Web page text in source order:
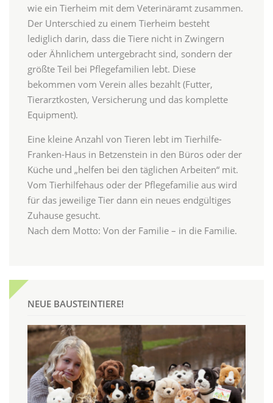
wie ein Tierheim mit dem Veterinäramt zusammen.
Der Unterschied zu einem Tierheim besteht
lediglich darin, dass die Tiere nicht in Zwingern
oder Ähnlichem untergebracht sind, sondern der
größte Teil bei Pflegefamilien lebt. Diese
bekommen vom Verein alles bezahlt (Futter,
Tierarztkosten, Versicherung und das komplette
Equipment).
Eine kleine Anzahl von Tieren lebt im Tierhilfe-
Franken-Haus in Betzenstein in den Büros oder der
Küche und „helfen bei den täglichen Arbeiten“ mit.
Vom Tierhilfehaus oder der Pflegefamilie aus wird
für das jeweilige Tier dann ein neues endgültiges
Zuhause gesucht.
Nach dem Motto: Von der Familie – in die Familie.
NEUE BAUSTEINTIERE!